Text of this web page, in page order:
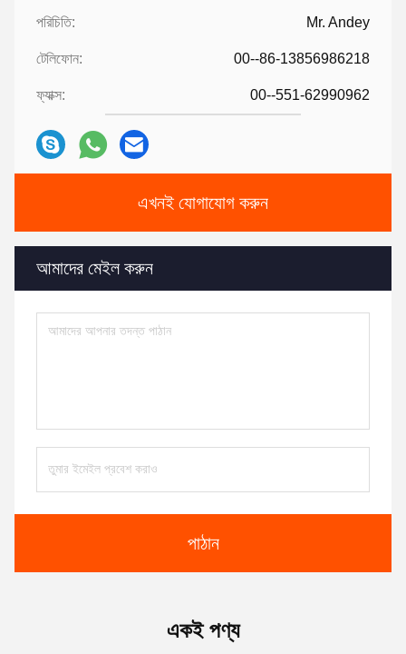
পরিচিতি: Mr. Andey
টেলিফোন: 00--86-13856986218
ফ্যাক্স: 00--551-62990962
এখনই যোগাযোগ করুন
আমাদের মেইল ​​করুন
পাঠান
একই পণ্য